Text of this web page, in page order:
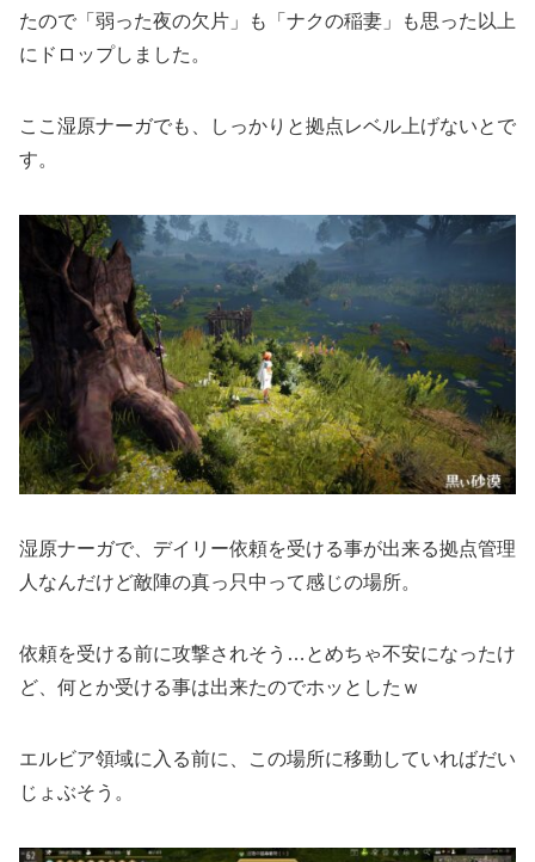
たので「弱った夜の欠片」も「ナクの稲妻」も思った以上
にドロップしました。
ここ湿原ナーガでも、しっかりと拠点レベル上げないとで
す。
湿原ナーガで、デイリー依頼を受ける事が出来る拠点管理
人なんだけど敵陣の真っ只中って感じの場所。
依頼を受ける前に攻撃されそう…とめちゃ不安になったけ
ど、何とか受ける事は出来たのでホッとしたｗ
エルビア領域に入る前に、この場所に移動していればだい
じょぶそう。